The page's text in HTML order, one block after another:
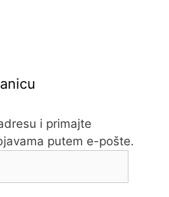
i primajte
putem e-pošte.